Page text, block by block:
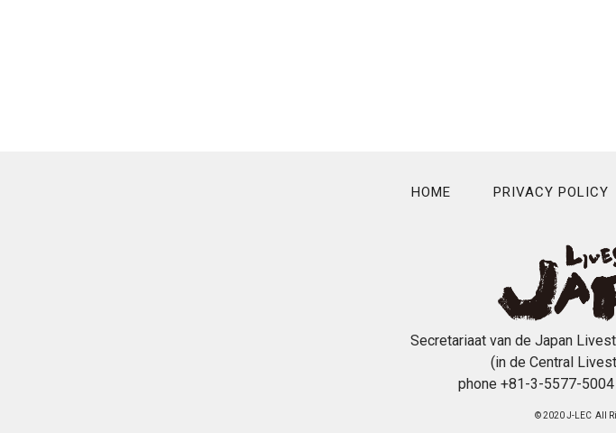
HOME PRIVACY POLICY
Secretariaat van de Japan
(in de Central
phone +81-3-5577-
© 2020 J-LEC All